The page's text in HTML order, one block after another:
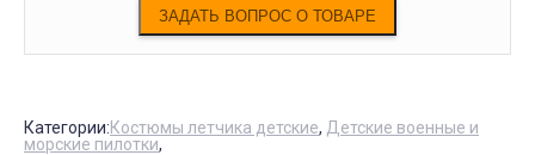
Категории:Костюмы летчика детские, Детские военные и
морские пилотки,